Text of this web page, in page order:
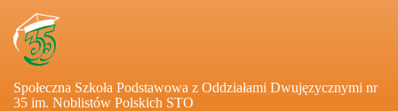
Społeczna Szkoła Podstawowa z Oddziałami Dwujęzycznymi nr
35 im. Noblistów Polskich STO